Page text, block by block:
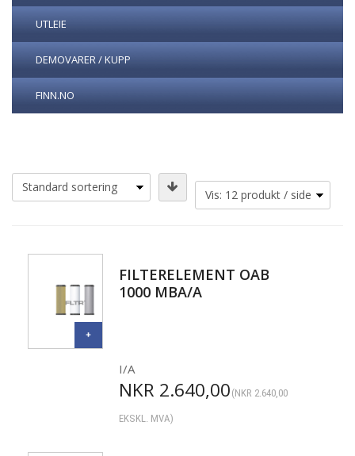
UTLEIE
DEMOVARER / KUPP
FINN.NO
FILTERELEMENT OAB
1000 MBA/A
I/A
NKR 2.640,00 (NKR 2.640,00
EKSKL. MVA)